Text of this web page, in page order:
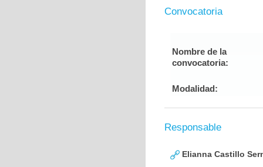
Convocatoria
Nombre de la
convocatoria:
Modalidad:
Responsable
Elianna Castillo